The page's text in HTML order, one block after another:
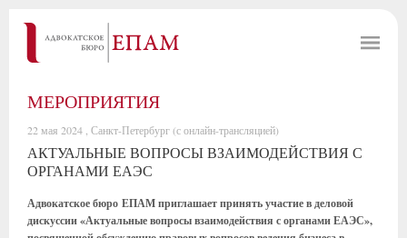
МЕРОПРИЯТИЯ
22 мая 2024 , Санкт-Петербург (с онлайн-трансляцией)
АКТУАЛЬНЫЕ ВОПРОСЫ ВЗАИМОДЕЙСТВИЯ С
ОРГАНАМИ ЕАЭС
Адвокатское бюро ЕПАМ приглашает принять участие в деловой
дискуссии «Актуальные вопросы взаимодействия с органами ЕАЭС»,